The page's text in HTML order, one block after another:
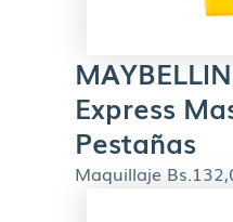
Express
Pestañas
Maquillaje Bs.